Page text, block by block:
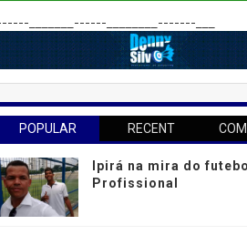
_______------________-------___
POPULAR RECENT
Ipirá na mira do futebol
Profissional